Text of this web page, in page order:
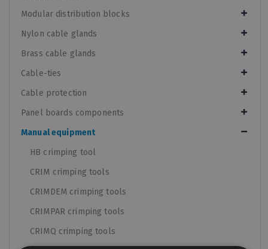
Modular distribution blocks
Nylon cable glands
Brass cable glands
Cable-ties
Cable protection
Panel boards components
Manual equipment
HB crimping tool
CRIM crimping tools
CRIMDEM crimping tools
CRIMPAR crimping tools
CRIMQ crimping tools